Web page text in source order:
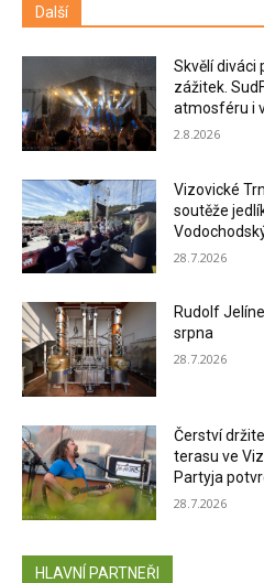
Další
Skvělí diváci
zážitek.
atmosféru i
2.8.2026
Vizovické
soutěže
28.7.2026
Rudolf
srpna
28.7.2026
Čerství
terasu ve
Partyja
28.7.2026
HLAVNÍ PARTNEŘI